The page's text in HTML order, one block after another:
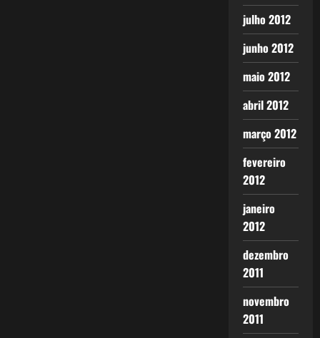
julho 2012
junho 2012
maio 2012
abril 2012
março 2012
fevereiro
2012
janeiro
2012
dezembro
2011
novembro
2011